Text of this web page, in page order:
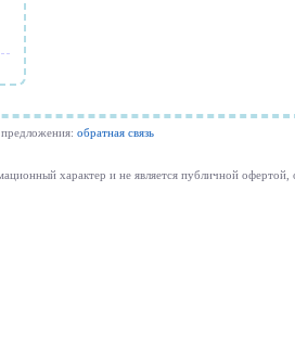
обратная связь
характер и не является публичной